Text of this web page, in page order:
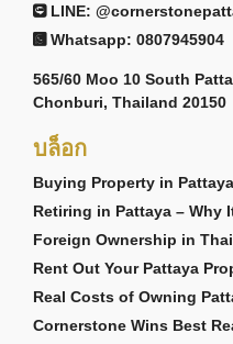
LINE:
Whatsapp: 0807945904
565/60 Moo 10 South
Chonburi, Thailand 20150
บล็อก
Buying Property in Pattaya
Retiring in Pattaya – Why
Foreign Ownership in
Rent Out Your Pattaya
Real Costs of Owning
Cornerstone Wins Best